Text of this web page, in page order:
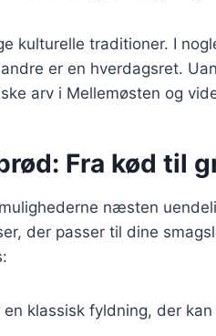
kulturelle traditioner. I
er en hverdagsret.
arv i Mellemøsten og
Fra kød til
næsten
der passer til dine
klassisk fyldning, der